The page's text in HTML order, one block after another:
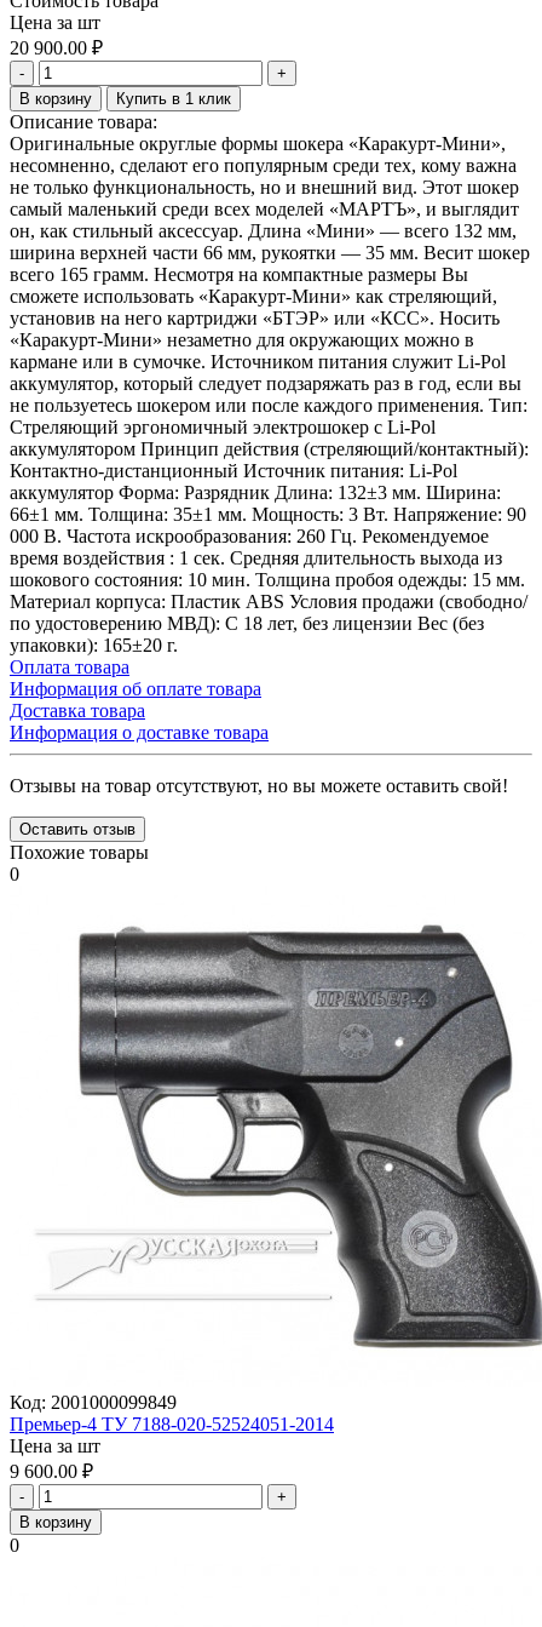
Цена за шт
20 900.00 ₽
-
+
В корзину
Купить в 1 клик
Описание товара:
Оригинальные округлые формы шокера «Каракурт-Мини»,
несомненно, сделают его популярным среди тех, кому важна
не только функциональность, но и внешний вид. Этот шокер
самый маленький среди всех моделей «МАРТЪ», и выглядит
он, как стильный аксессуар. Длина «Мини» — всего 132 мм,
ширина верхней части 66 мм, рукоятки — 35 мм. Весит шокер
всего 165 грамм. Несмотря на компактные размеры Вы
сможете использовать «Каракурт-Мини» как стреляющий,
установив на него картриджи «БТЭР» или «КСС». Носить
«Каракурт-Мини» незаметно для окружающих можно в
кармане или в сумочке. Источником питания служит Li-Pol
аккумулятор, который следует подзаряжать раз в год, если вы
не пользуетесь шокером или после каждого применения. Тип:
Стреляющий эргономичный электрошокер с Li-Pol
аккумулятором Принцип действия (стреляющий/контактный):
Контактно-дистанционный Источник питания: Li-Pol
аккумулятор Форма: Разрядник Длина: 132±3 мм. Ширина:
66±1 мм. Толщина: 35±1 мм. Мощность: 3 Вт. Напряжение: 90
000 В. Частота искрообразования: 260 Гц. Рекомендуемое
время воздействия : 1 сек. Средняя длительность выхода из
шокового состояния: 10 мин. Толщина пробоя одежды: 15 мм.
Материал корпуса: Пластик ABS Условия продажи (свободно/
по удостоверению МВД): С 18 лет, без лицензии Вес (без
упаковки): 165±20 г.
Оплата товара
Информация об оплате товара
Доставка товара
Информация о доставке товара
Отзывы на товар отсутствуют, но вы можете оставить свой!
Оставить отзыв
Похожие товары
0
Код: 2001000099849
Премьер-4 ТУ 7188-020-52524051-2014
Цена за шт
9 600.00 ₽
-
+
В корзину
0